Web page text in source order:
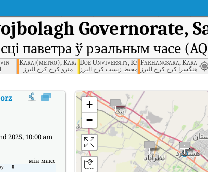
Governorate,
паветра ў рэальным часе
Karaj(metro), Karaj, Alborz
مترو کرج کرج البرز
Doe Unviversity, Karaj, Alborz
اداره كل حفاظت محيط زيست کرج البرز
Farhangsara, Karaj,
فرهنگسرا کرج کرج البرز
: Індэкс якасці паветра Savojbolagh Governorate, Savojbolagh,
2025, 10:00 am
мін макс
+
−